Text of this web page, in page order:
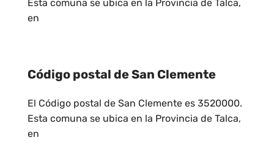
Esta comuna se ubica en la Provincia de Talca,
en
Código postal de San Clemente
El Código postal de San Clemente es 3520000.
Esta comuna se ubica en la Provincia de Talca,
en